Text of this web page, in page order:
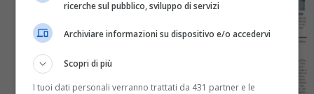
ricerche sul pubblico, sviluppo di servizi
Archiviare informazioni su dispositivo e/o accedervi
Scopri di più
I tuoi dati personali verranno trattati da 431 partner e le